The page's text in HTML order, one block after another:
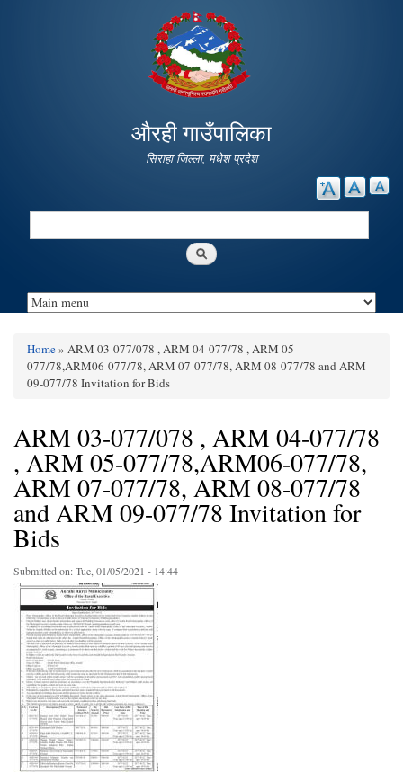
main
content
औरही गाउँपालिका
सिराहा जिल्ला, मधेश प्रदेश
Search
You are here
Home» ARM 03-077/078 , ARM 04-077/78 , ARM 05-
077/78,ARM06-077/78, ARM 07-077/78, ARM 08-077/78 and ARM
09-077/78 Invitation for Bids
ARM 03-077/078 , ARM 04-077/78
, ARM 05-077/78,ARM06-077/78,
ARM 07-077/78, ARM 08-077/78
and ARM 09-077/78 Invitation for
Bids
Submitted on:Tue, 01/05/2021 - 14:44